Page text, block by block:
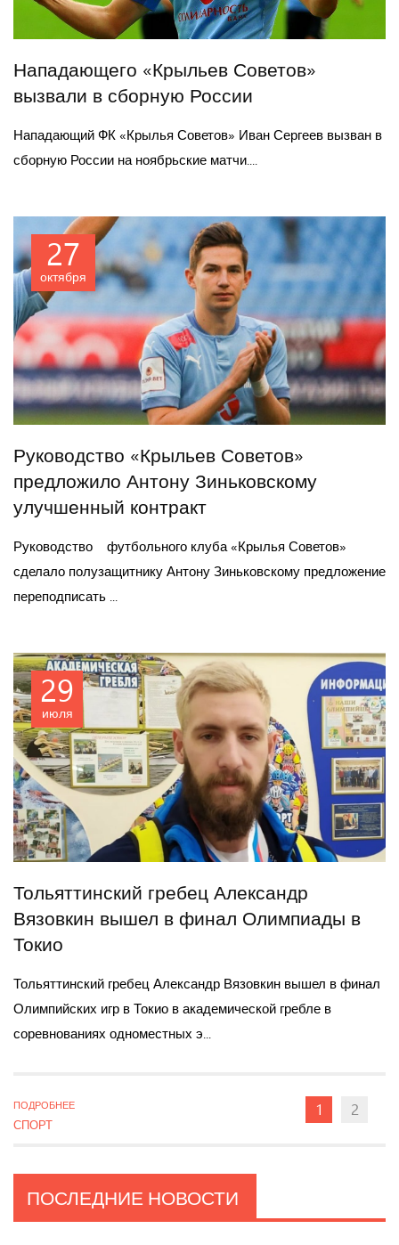
Нападающего «Крыльев Советов»
вызвали в сборную России
Нападающий ФК «Крылья Советов» Иван Сергеев вызван в
сборную России на ноябрьские матчи....
27
октября
Руководство «Крыльев Советов»
предложило Антону Зиньковскому
улучшенный контракт
Руководство футбольного клуба «Крылья Советов»
сделало полузащитнику Антону Зиньковскому предложение
переподписать ...
29
июля
Тольяттинский гребец Александр
Вязовкин вышел в финал Олимпиады в
Токио
Тольяттинский гребец Александр Вязовкин вышел в финал
Олимпийских игр в Токио в академической гребле в
соревнованиях одноместных э...
ПОДРОБНЕЕ
СПОРТ
1 2
ПОСЛЕДНИЕ НОВОСТИ
Сотрудники УФСИН сбили